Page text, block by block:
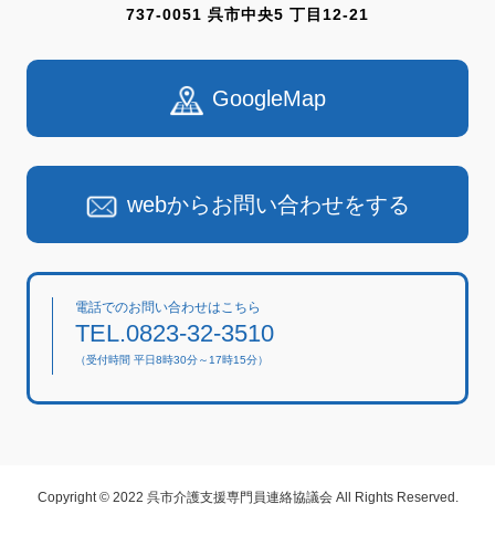
737-0051 呉市中央5 丁目12-21
GoogleMap
webからお問い合わせをする
電話でのお問い合わせはこちら
TEL.0823-32-3510
（受付時間 平日8時30分～17時15分）
Copyright © 2022 呉市介護支援専門員連絡協議会 All Rights Reserved.